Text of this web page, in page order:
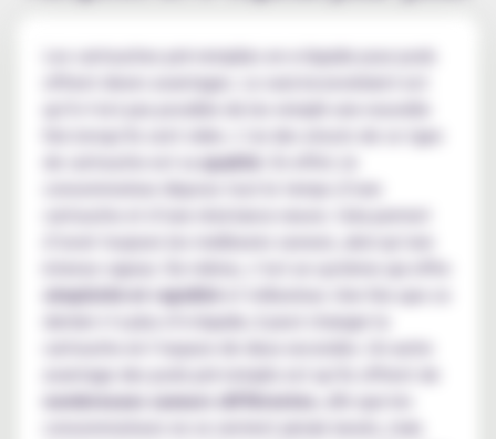
Les cartouches pré-remplies en e-liquide pour pods
offrent divers avantages. Le seul inconvénient est
fois lorsqu’ils sont vides. L’un des atouts de ce type
qualité
consommateur dispose tout le temps d’une
cartouche et d’une résistance neuve. Cela permet
simplicité et rapidité
dernier n’a plus d’e-liquide, il peut changer la
cartouche en l’espace de deux secondes. Un autre
avantage des pods pré-remplis est qu’ils offrent de
nombreuses saveurs différentes
, afin que les